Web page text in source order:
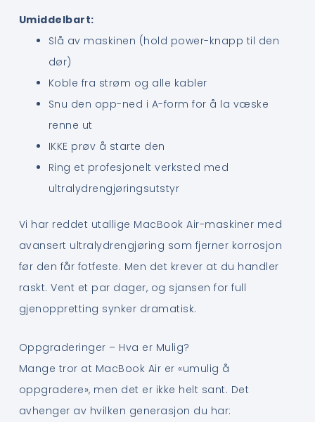
Umiddelbart:
Slå av maskinen (hold power-knapp til den
dør)
Koble fra strøm og alle kabler
Snu den opp-ned i A-form for å la væske
renne ut
IKKE prøv å starte den
Ring et profesjonelt verksted med
ultralydrengjøringsutstyr
Vi har reddet utallige MacBook Air-maskiner med
avansert ultralydrengjøring som fjerner korrosjon
før den får fotfeste. Men det krever at du handler
raskt. Vent et par dager, og sjansen for full
gjenoppretting synker dramatisk.
Oppgraderinger – Hva er Mulig?
Mange tror at MacBook Air er «umulig å
oppgradere», men det er ikke helt sant. Det
avhenger av hvilken generasjon du har: